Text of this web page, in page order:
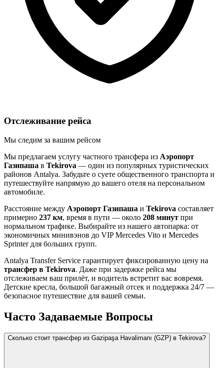
Отслеживание рейса
Мы следим за вашим рейсом
Мы предлагаем услугу частного трансфера из Аэропорт
Газипаша в Tekirova — один из популярных туристических
районов Antalya. Забудьте о суете общественного транспорта и
путешествуйте напрямую до вашего отеля на персональном
автомобиле.
Расстояние между Аэропорт Газипаша и Tekirova составляет
примерно 237 км, время в пути — около 208 минут при
нормальном трафике. Выбирайте из нашего автопарка: от
экономичных минивэнов до VIP Mercedes Vito и Mercedes
Sprinter для больших групп.
Antalya Transfer Service гарантирует фиксированную цену на
трансфер в Tekirova. Даже при задержке рейса мы
отслеживаем ваш прилёт, и водитель встретит вас вовремя.
Детские кресла, большой багажный отсек и поддержка 24/7 —
безопасное путешествие для вашей семьи.
Часто Задаваемые Вопросы
Сколько стоит трансфер из Gazipaşa Havalimanı (GZP) в Tekirova?